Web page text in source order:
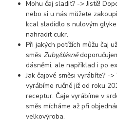
Mohu čaj sladit? -> Jistě!
nebo si u nás můžete
kcal sladidlo s nulovým
nahradit cukr.
Při jakých potížích můžu čaj
směsZuby/dásně
dásněmi, ale například i po
Jak čajové směsi vyrábíte? -
vyrábíme ručně již od roku
receptur. Čaje vyrábíme v
směs mícháme až při
velkovýroba.